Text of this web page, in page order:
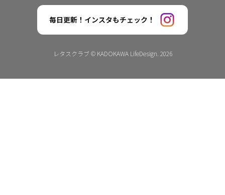
毎日更新！インスタもチェック！
レタスクラブ © KADOKAWA LifeDesign. 2026